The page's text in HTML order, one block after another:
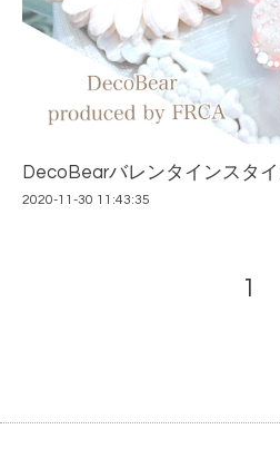
DecoBearバレンタインスタ
2020-11-30 11:43:35
1